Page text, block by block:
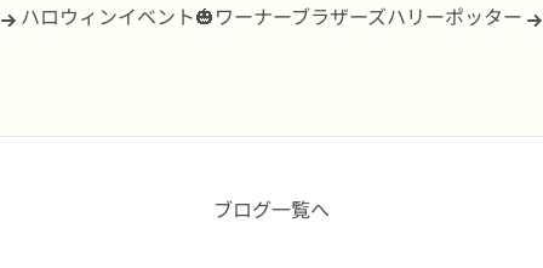
ハロウィンイベント🎃ワーナーブラザーズハリーポッター
ブログ一覧へ